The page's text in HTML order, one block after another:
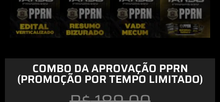
COMBO DA APROVAÇÃO PPRN
(PROMOÇÃO POR TEMPO LIMITADO)